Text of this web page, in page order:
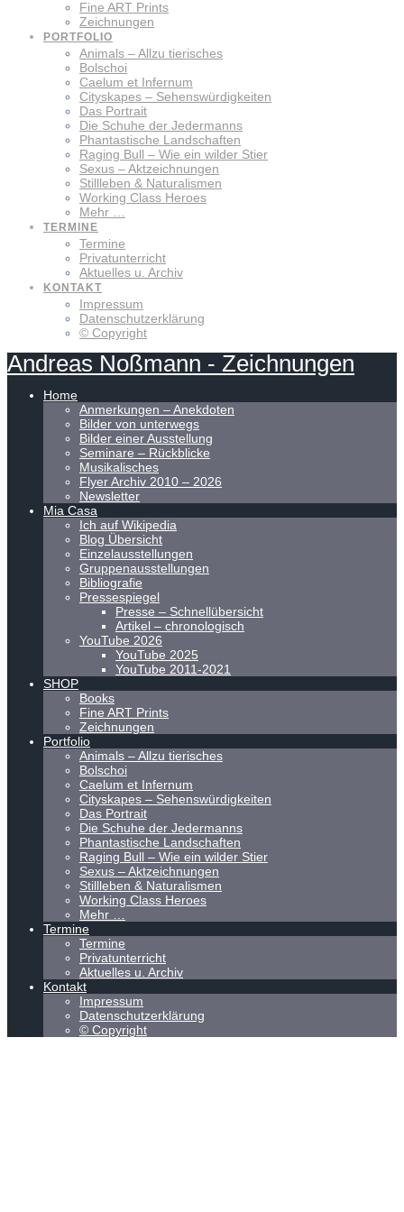
Fine ART Prints
Zeichnungen
PORTFOLIO
Animals – Allzu tierisches
Bolschoi
Caelum et Infernum
Cityskapes – Sehenswürdigkeiten
Das Portrait
Die Schuhe der Jedermanns
Phantastische Landschaften
Raging Bull – Wie ein wilder Stier
Sexus – Aktzeichnungen
Stillleben & Naturalismen
Working Class Heroes
Mehr …
TERMINE
Termine
Privatunterricht
Aktuelles u. Archiv
KONTAKT
Impressum
Datenschutzerklärung
© Copyright
Andreas Noßmann - Zeichnungen
Home
Anmerkungen – Anekdoten
Bilder von unterwegs
Bilder einer Ausstellung
Seminare – Rückblicke
Musikalisches
Flyer Archiv 2010 – 2026
Newsletter
Mia Casa
Ich auf Wikipedia
Blog Übersicht
Einzelausstellungen
Gruppenausstellungen
Bibliografie
Pressespiegel
Presse – Schnellübersicht
Artikel – chronologisch
YouTube 2026
YouTube 2025
YouTube 2011-2021
SHOP
Books
Fine ART Prints
Zeichnungen
Portfolio
Animals – Allzu tierisches
Bolschoi
Caelum et Infernum
Cityskapes – Sehenswürdigkeiten
Das Portrait
Die Schuhe der Jedermanns
Phantastische Landschaften
Raging Bull – Wie ein wilder Stier
Sexus – Aktzeichnungen
Stillleben & Naturalismen
Working Class Heroes
Mehr …
Termine
Termine
Privatunterricht
Aktuelles u. Archiv
Kontakt
Impressum
Datenschutzerklärung
© Copyright